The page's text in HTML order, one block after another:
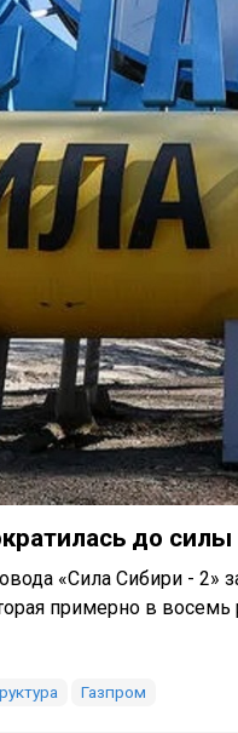
до силы
«Сила Сибири - 2»
примерно в восемь
Газпром